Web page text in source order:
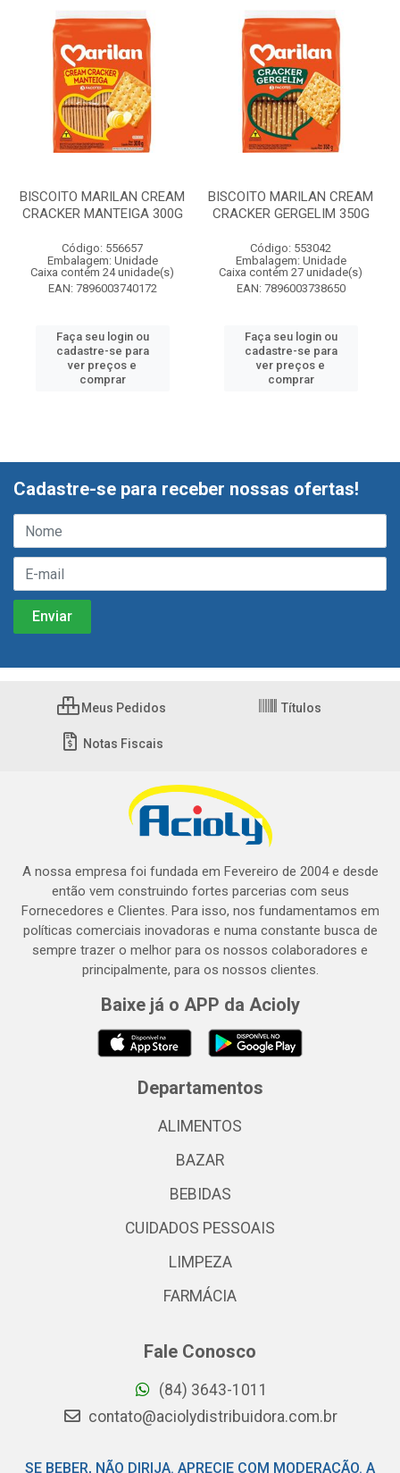
BISCOITO MARILAN CREAM
CRACKER MANTEIGA 300G
Código: 556657
Embalagem: Unidade
Caixa contém 24 unidade(s)
EAN: 7896003740172
Faça seu login ou
cadastre-se para
ver preços e
comprar
BISCOITO MARILAN CREAM
CRACKER GERGELIM 350G
Código: 553042
Embalagem: Unidade
Caixa contém 27 unidade(s)
EAN: 7896003738650
Faça seu login ou
cadastre-se para
ver preços e
comprar
Cadastre-se para receber nossas ofertas!
Meus Pedidos Títulos
Notas Fiscais
A nossa empresa foi fundada em Fevereiro de 2004 e desde
então vem construindo fortes parcerias com seus
Fornecedores e Clientes. Para isso, nos fundamentamos em
políticas comerciais inovadoras e numa constante busca de
sempre trazer o melhor para os nossos colaboradores e
principalmente, para os nossos clientes.
Baixe já o APP da Acioly
Departamentos
ALIMENTOS
BAZAR
BEBIDAS
CUIDADOS PESSOAIS
LIMPEZA
FARMÁCIA
Fale Conosco
(84) 3643-1011
contato@aciolydistribuidora.com.br
SE BEBER, NÃO DIRIJA. APRECIE COM MODERAÇÃO. A